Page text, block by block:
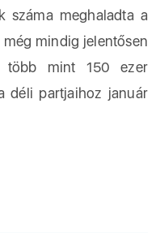
száma meghaladta a
mindig jelentősen
több mint 150 ezer
déli partjaihoz január